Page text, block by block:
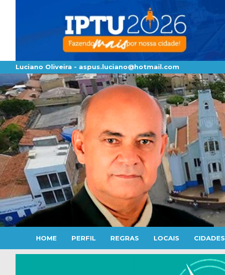
Luciano Oliveira - aspus.luciano@hotmail.com
HOME PERFIL REGRAS LOCAIS CIDADES